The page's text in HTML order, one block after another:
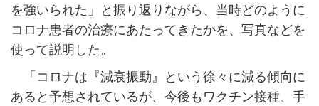
を強いられた」と振り返りながら、当時どのように
コロナ患者の治療にあたってきたかを、写真などを
使って説明した。
「コロナは『減衰振動』という徐々に減る傾向に
あると予想されているが、今後もワクチン接種、手